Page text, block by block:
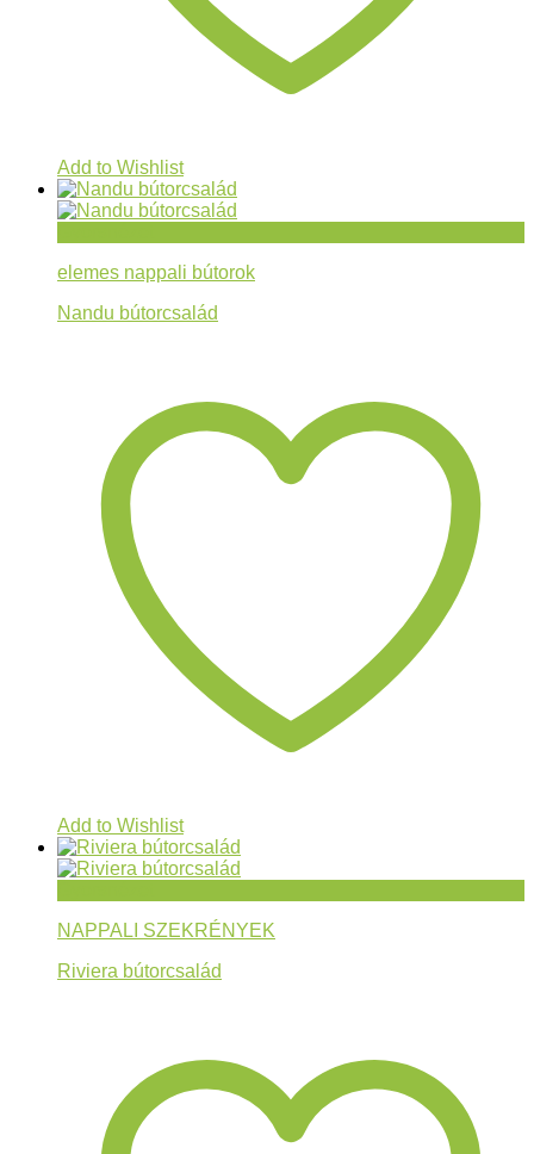
Add to Wishlist
elemes nappali bútorok
Nandu bútorcsalád
Add to Wishlist
NAPPALI SZEKRÉNYEK
Riviera bútorcsalád